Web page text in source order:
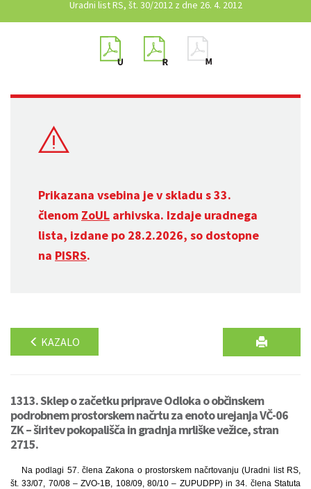
Uradni list RS, št. 30/2012 z dne 26. 4. 2012
Prikazana vsebina je v skladu s 33.
členom ZoUL arhivska. Izdaje uradnega
lista, izdane po 28.2.2026, so dostopne
na PISRS.
KAZALO
1313. Sklep o začetku priprave Odloka o občinskem
podrobnem prostorskem načrtu za enoto urejanja VČ-06
ZK – širitev pokopališča in gradnja mrliške vežice, stran
2715.
Na podlagi 57. člena Zakona o prostorskem načrtovanju (Uradni list RS,
št. 33/07, 70/08 – ZVO-1B, 108/09, 80/10 – ZUPUDPP) in 34. člena Statuta